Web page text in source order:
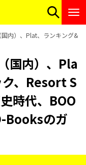
内）、Plat、ランキング&
国内）、Pla
、Resort S
時代、BOO
Booksのガ